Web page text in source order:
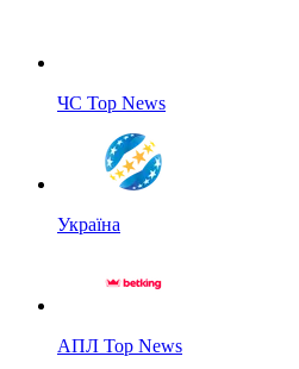
ЧС Top News
Україна
АПЛ Top News